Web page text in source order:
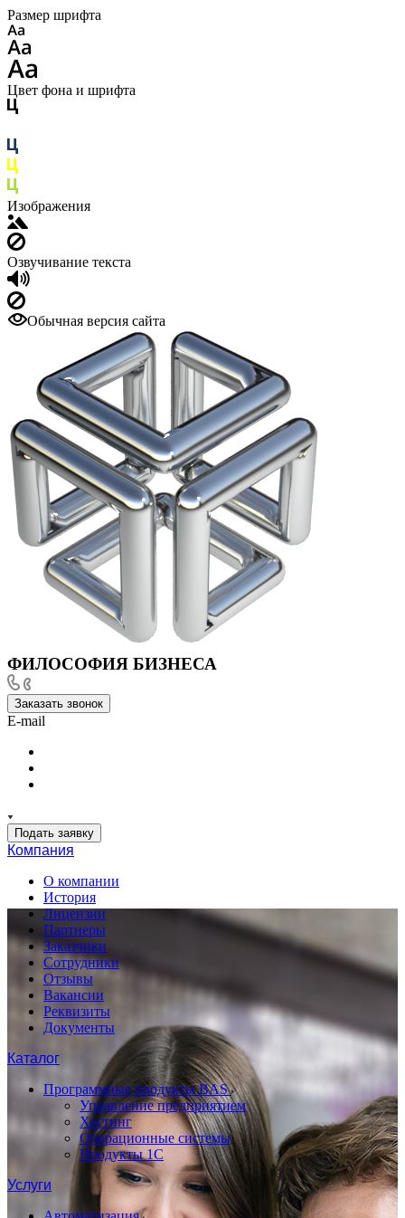
Размер шрифта
Цвет фона и шрифта
Изображения
Озвучивание текста
Обычная версия сайта
ФИЛОСОФИЯ БИЗНЕСА
Заказать звонок
E-mail
Подать заявку
Компания
О компании
История
Лицензии
Партнеры
Заказчики
Сотрудники
Отзывы
Вакансии
Реквизиты
Документы
Каталог
Программные продукты BAS
Управление предприятием
Хостинг
Операционные системы
Продукты 1С
Услуги